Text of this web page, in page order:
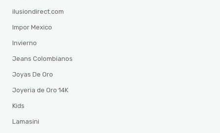
ilusiondirect.com
Impor Mexico
Invierno
Jeans Colombianos
Joyas De Oro
Joyeria de Oro 14K
Kids
Lamasini